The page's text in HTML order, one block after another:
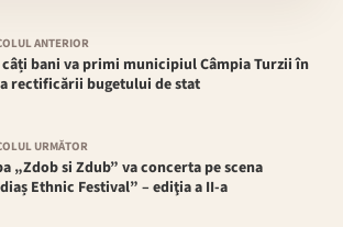
ANTERIOR
câți bani va primi municipiul Câmpia Turzii în
rectificării bugetului de stat
URMĂTOR
„Zdob si Zdub” va concerta pe scena
Ethnic Festival” – ediţia a II-a